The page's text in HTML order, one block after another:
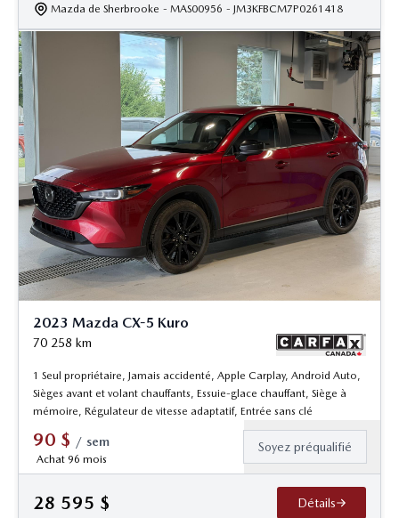
Mazda de Sherbrooke - MAS00956 - JM3KFBCM7P0261418
2023 Mazda CX-5 Kuro
70 258 km
1 Seul propriétaire, Jamais accidenté, Apple Carplay, Android Auto,
Sièges avant et volant chauffants, Essuie-glace chauffant, Siège à
mémoire, Régulateur de vitesse adaptatif, Entrée sans clé
90 $ / sem
Achat 96 mois
Soyez préqualifié
28 595 $ Détails